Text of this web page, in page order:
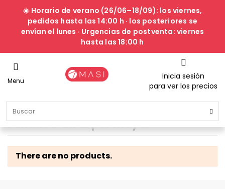
☀️ Horario de verano (26/06–18/09): los viernes,
pedidos hasta las 14:00 h · los posteriores se
envían el lunes · Urgencias de postventa: viernes
hasta las 18:00 h
Menu
Inicia sesión
para ver los precios
Fundas iPad al por mayor
There are no products.